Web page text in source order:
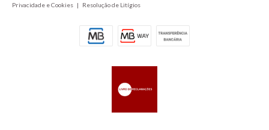
Privacidade e Cookies | Resolução de Litígios